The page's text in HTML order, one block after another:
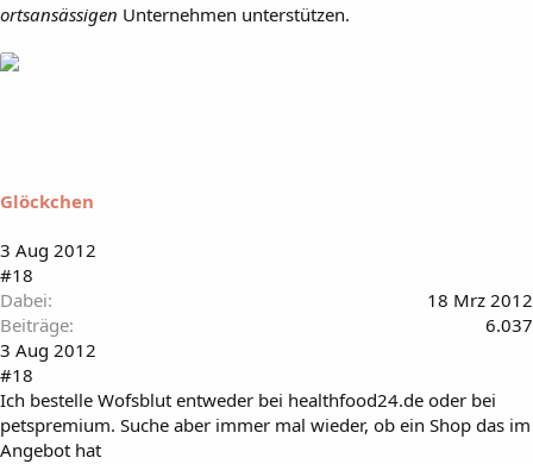
ortsansässigen Unternehmen unterstützen.
Glöckchen
3 Aug 2012
#18
Dabei
18 Mrz 2012
Beiträge
6.037
3 Aug 2012
#18
Ich bestelle Wofsblut entweder bei healthfood24.de oder bei
petspremium. Suche aber immer mal wieder, ob ein Shop das im
Angebot hat